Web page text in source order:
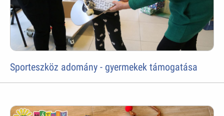
Sporteszköz adomány - gyermekek támogatása